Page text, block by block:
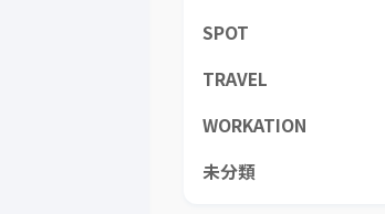
SPOT
TRAVEL
WORKATION
未分類